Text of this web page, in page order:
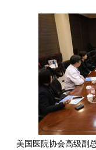
美国医院协会高级副